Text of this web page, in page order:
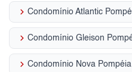
keyboard_arrow_right Condomínio Atlantic
keyboard_arrow_right Condomínio Gleison
keyboard_arrow_right Condomínio Nova